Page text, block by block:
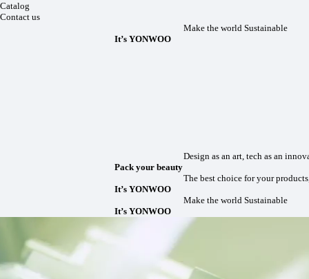
Catalog
Contact us
Make the world Sustainable
Design as an art, tech as an innovation.
The best choice for your products,
Make the world Sustainable